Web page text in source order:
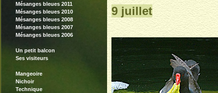
Mésanges bleues 2011
Mésanges bleues 2010
Mésanges bleues 2008
Mésanges bleues 2007
Mésanges bleues 2006
Un petit balcon
Ses visiteurs
Mangeoire
Nichoir
Technique
9 juillet